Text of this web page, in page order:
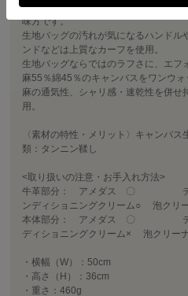
湿度が高く汗ばむ夏季でも軽量で持ち
味方です。
生地バッグの汚れが気になるハンドル
ンドなどは上質なカーフを使用。
生地バッグならではのラフさに、エフ
麻55％綿45％のキャンバスをワンウ
麻の通気性、シャリ感・速乾性を併せ
用。
〈素材の特性・メリット〉キャン
類：タンニン鞣し
<取り扱いの注意・お手入れ方法>
牛革部分： アメダス 〇 デ
ンディショニングクリーム○ 泡クリ
本体部分： アメダス 〇 デ
ディショニングクリーム× 泡クリー
・横幅（W）：50cm
・高さ（H）：36cm
・重さ：460g